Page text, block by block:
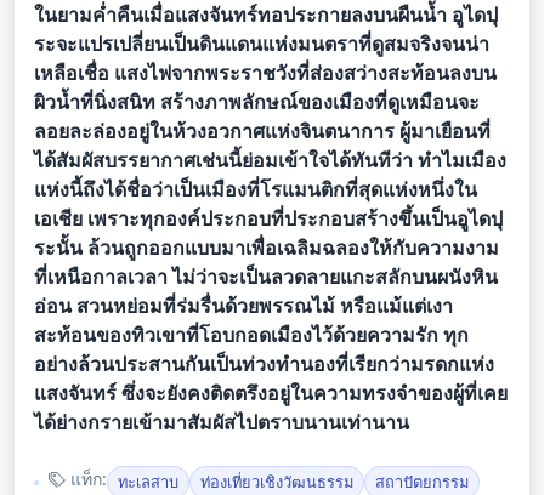
ในยามค่ำคืนเมื่อแสงจันทร์ทอประกายลงบนผืนน้ำ อูไดปุ
ระจะแปรเปลี่ยนเป็นดินแดนแห่งมนตราที่ดูสมจริงจนน่า
เหลือเชื่อ แสงไฟจากพระราชวังที่ส่องสว่างสะท้อนลงบน
ผิวน้ำที่นิ่งสนิท สร้างภาพลักษณ์ของเมืองที่ดูเหมือนจะ
ลอยละล่องอยู่ในห้วงอวกาศแห่งจินตนาการ ผู้มาเยือนที่
ได้สัมผัสบรรยากาศเช่นนี้ย่อมเข้าใจได้ทันทีว่า ทำไมเมือง
แห่งนี้ถึงได้ชื่อว่าเป็นเมืองที่โรแมนติกที่สุดแห่งหนึ่งใน
เอเชีย เพราะทุกองค์ประกอบที่ประกอบสร้างขึ้นเป็นอูไดปุ
ระนั้น ล้วนถูกออกแบบมาเพื่อเฉลิมฉลองให้กับความงาม
ที่เหนือกาลเวลา ไม่ว่าจะเป็นลวดลายแกะสลักบนผนังหิน
อ่อน สวนหย่อมที่ร่มรื่นด้วยพรรณไม้ หรือแม้แต่เงา
สะท้อนของทิวเขาที่โอบกอดเมืองไว้ด้วยความรัก ทุก
อย่างล้วนประสานกันเป็นท่วงทำนองที่เรียกว่ามรดกแห่ง
แสงจันทร์ ซึ่งจะยังคงติดตรึงอยู่ในความทรงจำของผู้ที่เคย
ได้ย่างกรายเข้ามาสัมผัสไปตราบนานเท่านาน
แท็ก: ทะเลสาบ ท่องเที่ยวเชิงวัฒนธรรม สถาปัตยกรรม